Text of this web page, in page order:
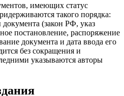
имеющих статус
такого порядка:
документа (закон РФ, указ
постановление, распоряжение
документа и дата ввода его
без сокращения и
указываются авторы